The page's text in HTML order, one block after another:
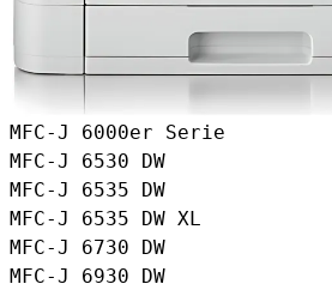
MFC-J 6000er Serie
MFC-J 6530 DW
MFC-J 6535 DW
MFC-J 6535 DW XL
MFC-J 6730 DW
MFC-J 6930 DW